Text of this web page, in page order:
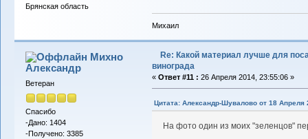
Брянская область
Михаил
Михно
Александр
Ветеран
Спасибо
-Дано: 1404
-Получено: 3385
Re: Какой материал лучше для
винограда
« Ответ #11 : 26 Апреля 2014, 23:55:06 »
Цитата: Александр-Шувалово от 18 Апреля
На фото один из моих "зеленцов"